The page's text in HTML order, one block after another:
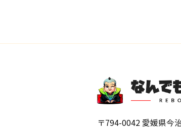
〒794-0042 愛媛県今